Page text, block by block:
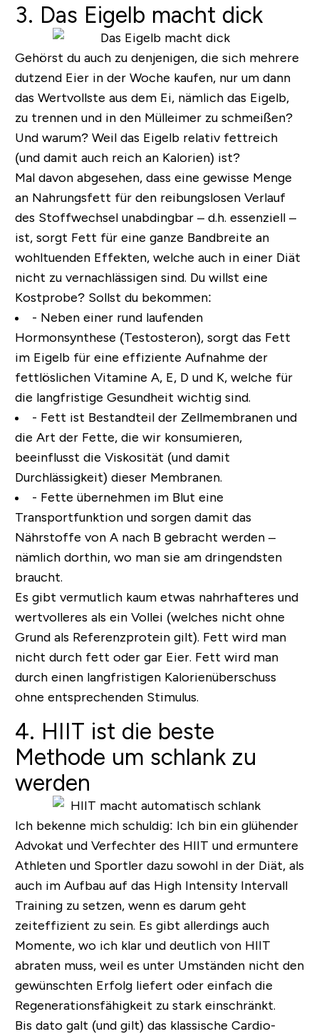
3. Das Eigelb macht dick
Gehörst du auch zu denjenigen, die sich mehrere
dutzend Eier in der Woche kaufen, nur um dann
das Wertvollste aus dem Ei, nämlich das Eigelb,
zu trennen und in den Mülleimer zu schmeißen?
Und warum? Weil das Eigelb relativ fettreich
(und damit auch reich an Kalorien) ist?
Mal davon abgesehen, dass eine gewisse Menge
an Nahrungsfett für den reibungslosen Verlauf
des Stoffwechsel unabdingbar – d.h. essenziell –
ist, sorgt Fett für eine ganze Bandbreite an
wohltuenden Effekten, welche auch in einer Diät
nicht zu vernachlässigen sind. Du willst eine
Kostprobe? Sollst du bekommen:
- Neben einer rund laufenden
Hormonsynthese (Testosteron), sorgt das Fett
im Eigelb für eine effiziente Aufnahme der
fettlöslichen Vitamine A, E, D und K, welche für
die langfristige Gesundheit wichtig sind.
- Fett ist Bestandteil der Zellmembranen und
die Art der Fette, die wir konsumieren,
beeinflusst die Viskosität (und damit
Durchlässigkeit) dieser Membranen.
- Fette übernehmen im Blut eine
Transportfunktion und sorgen damit das
Nährstoffe von A nach B gebracht werden –
nämlich dorthin, wo man sie am dringendsten
braucht.
Es gibt vermutlich kaum etwas nahrhafteres und
wertvolleres als ein Vollei (welches nicht ohne
Grund als Referenzprotein gilt). Fett wird man
nicht durch fett oder gar Eier. Fett wird man
durch einen langfristigen Kalorienüberschuss
ohne entsprechenden Stimulus.
4. HIIT ist die beste
Methode um schlank zu
werden
Ich bekenne mich schuldig: Ich bin ein glühender
Advokat und Verfechter des HIIT und ermuntere
Athleten und Sportler dazu sowohl in der Diät, als
auch im Aufbau auf das High Intensity Intervall
Training zu setzen, wenn es darum geht
zeiteffizient zu sein. Es gibt allerdings auch
Momente, wo ich klar und deutlich von HIIT
abraten muss, weil es unter Umständen nicht den
gewünschten Erfolg liefert oder einfach die
Regenerationsfähigkeit zu stark einschränkt.
Bis dato galt (und gilt) das klassische Cardio-